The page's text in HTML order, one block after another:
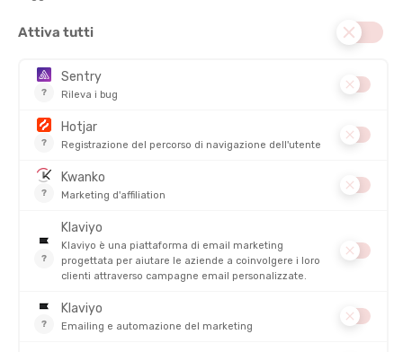
KATADYN
MICRO FILTRE HIKER PRO
CARTUCCIA FILTRANTE EZ-